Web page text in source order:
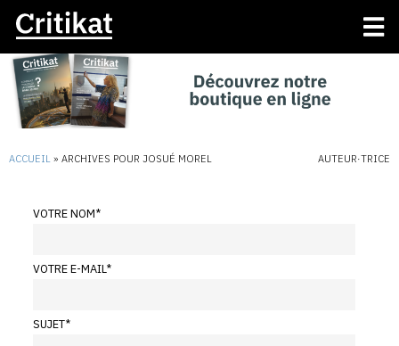
ACCUEIL » ARCHIVES POUR JOSUÉ MOREL AUTEUR·TRICE
VOTRE NOM*
VOTRE E-MAIL*
SUJET*